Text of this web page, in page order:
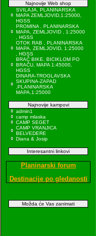
Najnovije Web shop
SVILAJA, PLANINARSKA
MAPA ZEMLJOVID,1:25000,
HGSS
PROMINA , PLANINARSKA
MAPA, ZEMLJOVID , 1:25000
, HGSS
OTOK RAB , PLANINARSKA
MAPA, ZEMLJOVID, 1:25000
, HGSS
BRAČ BIKE, BICIKLOM PO
BRAČU, MAPA 1:45000,
HGSS
DINARA-TROGLAVSKA
SKUPINA-ZAPAD
,PLANINARSKA
MAPA,1:25000
Najnovije kampovi
admin1
camp mlaska
CAMP SEGET
CAMP VRANJICA
BELVEDERE
Diana & Josip
Interesantni linkovi
Planinarski forum
Destinacije po gledanosti
Možda će Vas zanimati